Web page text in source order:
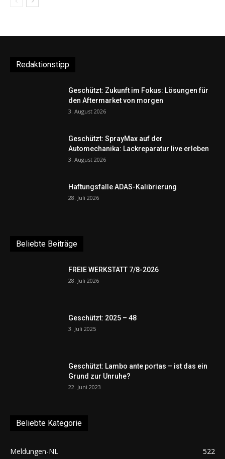
Redaktionstipp
Geschützt: Zukunft im Fokus: Lösungen für
den Aftermarket von morgen
3. August 2026
Geschützt: SprayMax auf der
Automechanika: Lackreparatur live erleben
3. August 2026
Haftungsfalle ADAS-Kalibrierung
28. Juli 2026
Beliebte Beiträge
FREIE WERKSTATT 7/8-2026
28. Juli 2026
Geschützt: 2025 – 48
3. Juli 2025
Geschützt: Lambo ante portas – ist das ein
Grund zur Unruhe?
22. Juni 2023
Beliebte Kategorie
Meldungen-NL
522